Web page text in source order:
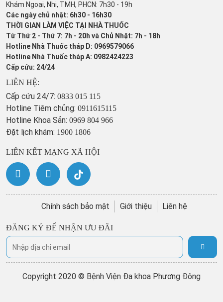
Khám Ngoại, Nhi, TMH, PHCN: 7h30 - 19h
Các ngày chủ nhật: 6h30 - 16h30
THỜI GIAN LÀM VIỆC TẠI NHÀ THUỐC
Từ Thứ 2 - Thứ 7: 7h - 20h và Chủ Nhật: 7h - 18h
Hotline Nhà Thuốc tháp D: 0969579066
Hotline Nhà Thuốc tháp A: 0982424223
Cấp cứu: 24/24
LIÊN HỆ:
Cấp cứu 24/7: 0833 015 115
Hotline Tiêm chủng: 0911615115
Hotline Khoa Sản: 0969 804 966
Đặt lịch khám: 1900 1806
LIÊN KẾT MẠNG XÃ HỘI
Chính sách bảo mật Giới thiệu Liên hệ
ĐĂNG KÝ ĐỂ NHẬN ƯU ĐÃI
Copyright 2020 © Bệnh Viện Đa khoa Phương Đông